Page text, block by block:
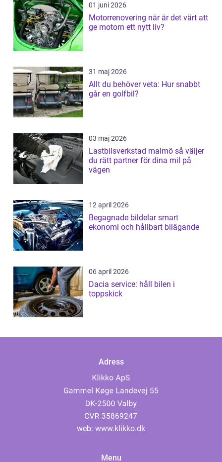
01 juni 2026
Motorrenovering när är det värt att
ge motorn ett nytt liv?
31 maj 2026
Allt du behöver veta: Hur snabbt
går en golfbil?
03 maj 2026
Lastbilsverkstad malmö så väljer
du rätt partner för dina mil på
vägen
12 april 2026
Begagnade bildelar smart
ekonomi och hållbart bilägande
06 april 2026
Dacia service: håll bilen i
toppskick
Adress
web: www.klikko.dk
Menu